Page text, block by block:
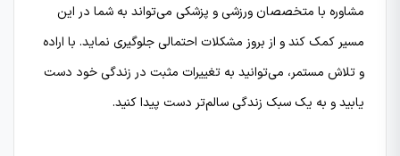
مشاوره با متخصصان ورزشی و پزشکی می‌تواند به شما در این
مسیر کمک کند و از بروز مشکلات احتمالی جلوگیری نماید. با اراده
و تلاش مستمر، می‌توانید به تغییرات مثبت در زندگی خود دست
یابید و به یک سبک زندگی سالم‌تر دست پیدا کنید.